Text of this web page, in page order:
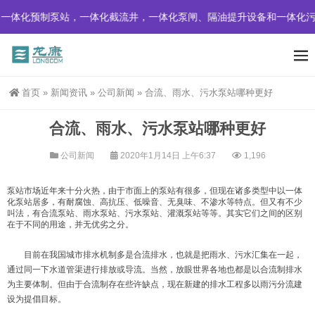
化预制泵站，一体化截流井，一体化泵闸、隔油提升设备和一体化污
首页 » 新闻资讯 » 公司新闻 » 合流、雨水、污水泵站哪种更好
合流、雨水、污水泵站哪种更好
公司新闻 2020年1月14日 上午6:37 1,196
泵站市场近年来十分火热，由于市面上的泵站有很多，但现在诸多类型中以一体
化泵站居多，有耐腐蚀、高抗压、低噪音、无臭味、不渗水等特点。但又有不少
叫法，有合流泵站、雨水泵站、污水泵站、灌溉泵站等等。其实它们之间的区别
在于不同的用途，并无优劣之分。
目前在我国城市排水机制多是合流排水，也就是把雨水、污水汇集在一起，
通过同一下水道管渠进行排放或导流。当然，放眼世界各地也都是以合流制排水
为主要体制。但由于合流制存在些许缺点，现在新建的排水工程多以雨污分流建
设为提倡目标。